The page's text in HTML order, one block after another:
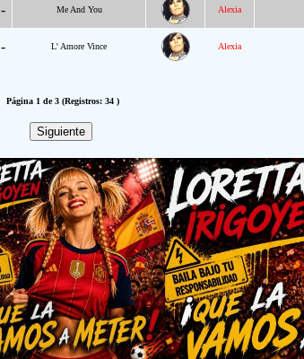
- Me And You Alexia
- L' Amore Vince Alexia
Página 1 de 3 (Registros: 34 )